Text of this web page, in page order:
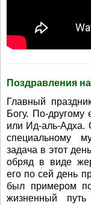
Поздравления
Главный
Богу. По-другому
или Ид-аль-Адха.
специальному
задача в этот
обряд в виде
его по сей день
был примером
жизненный